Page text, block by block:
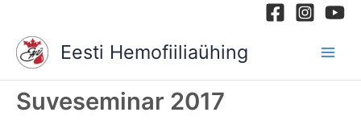
content
Eesti Hemofiiliaühing
Suveseminar 2017